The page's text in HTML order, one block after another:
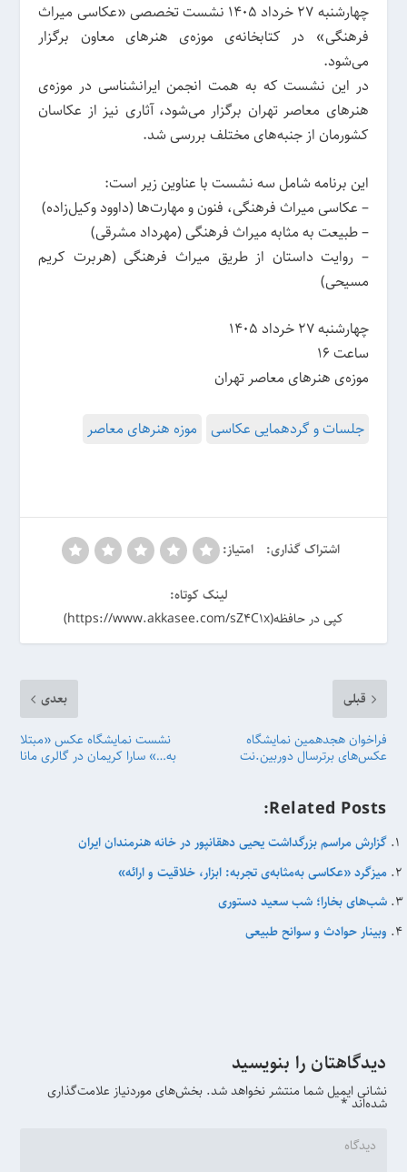
چهارشنبه 27 خرداد 1405 نشست‌ تخصصی «عکاسی میراث
فرهنگی» در کتابخانه‌ی موزه‌ی هنرهای معاون برگزار
می‌شود.
در این نشست‌ که به همت انجمن ایرانشناسی در موزه‌ی
هنرهای معاصر تهران برگزار می‌شود، آثاری نیز از عکاسان
کشورمان از جنبه‌های مختلف بررسی شد.
این برنامه شامل سه نشست با عناوین زیر است:
– عکاسی میراث فرهنگی، فنون و مهارت‌ها (داوود وکیل‌زاده)
– طبیعت به مثابه میراث فرهنگی (مهرداد مشرقی)
– روایت داستان از طریق میراث فرهنگی (هربرت کریم
مسیحی)
چهارشنبه 27 خرداد 1405
ساعت 16
موزه‌ی هنرهای معاصر تهران
جلسات و گردهمایی عکاسی موزه هنرهای معاصر
اشتراک گذاری: امتیاز:
لینک کوتاه:
کپی در حافظه(https://www.akkasee.com/sZ4C1x)
قبلی
فراخوان هجدهمین نمایشگاه
عکس‌های برترسال‌ دوربین.نت
بعدی
نشست نمایشگاه عکس «مبتلا
به…» سارا کریمان در گالری مانا
Related Posts:
گزارش مراسم بزرگداشت یحیی دهقانپور در خانه هنرمندان ایران
میزگرد «عکاسی به‌مثابه‌ی تجربه: ابزار، خلاقیت و ارائه»
شب‌های بخارا؛ شب سعید دستوری
وبینار حوادث و سوانح طبیعی
دیدگاهتان را بنویسید
نشانی ایمیل شما منتشر نخواهد شد. بخش‌های موردنیاز علامت‌گذاری
شده‌اند*